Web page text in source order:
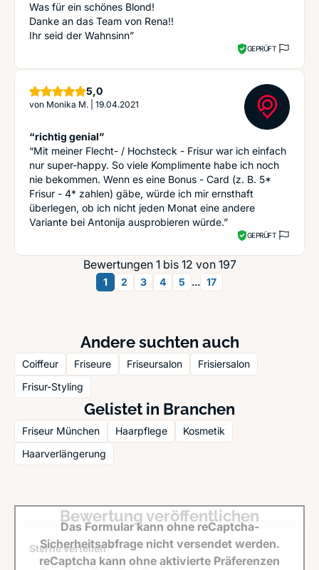
Was für ein schönes Blond!
Danke an das Team von Rena!!
Ihr seid der Wahnsinn”
GEPRÜFT
5,0Sterne
von Monika M. 19.04.2021
“richtig genial”
“Mit meiner Flecht- / Hochsteck - Frisur war ich einfach
nur super-happy. So viele Komplimente habe ich noch
nie bekommen. Wenn es eine Bonus - Card (z. B. 5*
Frisur - 4* zahlen) gäbe, würde ich mir ernsthaft
überlegen, ob ich nicht jeden Monat eine andere
Variante bei Antonija ausprobieren würde.”
GEPRÜFT
Bewertungen 1 bis 12 von 197
1 2 3 4 5 ... 17
Andere suchten auch
Coiffeur Friseure Friseursalon
Frisiersalon
Frisur-Styling
Gelistet in Branchen
Friseur München Haarpflege
Kosmetik
Haarverlängerung
Bewertung veröffentlichen
Sterne verteilen *
Das Formular kann ohne reCaptcha-
Sicherheitsabfrage nicht versendet werden.
reCaptcha kann ohne aktivierte Präferenzen